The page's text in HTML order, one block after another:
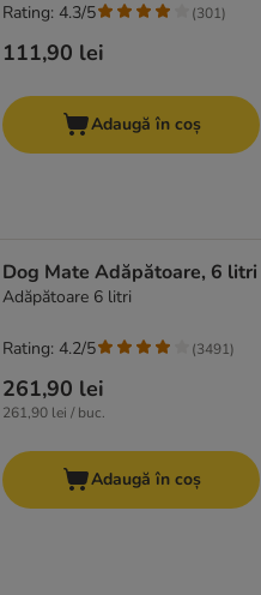
111,90 lei
Rating: 4.3/5 (301)
Adaugă în coș
Dog Mate Adăpătoare, 6 litri
Adăpătoare 6 litri
261,90 lei
261,90 lei / buc.
Rating: 4.2/5 (3491)
Adaugă în coș